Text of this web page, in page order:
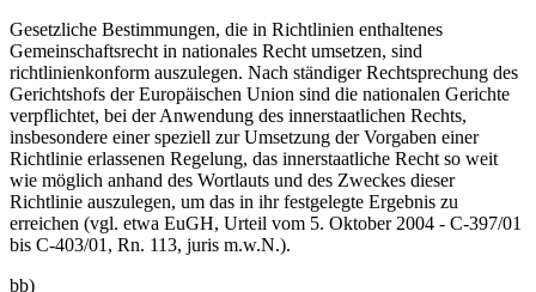
Gesetzliche Bestimmungen, die in Richtlinien enthaltenes
Gemeinschaftsrecht in nationales Recht umsetzen, sind
richtlinienkonform auszulegen. Nach ständiger Rechtsprechung des
Gerichtshofs der Europäischen Union sind die nationalen Gerichte
verpflichtet, bei der Anwendung des innerstaatlichen Rechts,
insbesondere einer speziell zur Umsetzung der Vorgaben einer
Richtlinie erlassenen Regelung, das innerstaatliche Recht so weit
wie möglich anhand des Wortlauts und des Zweckes dieser
Richtlinie auszulegen, um das in ihr festgelegte Ergebnis zu
erreichen (vgl. etwa EuGH, Urteil vom 5. Oktober 2004 - C-397/01
bis C-403/01, Rn. 113, juris m.w.N.).
bb)